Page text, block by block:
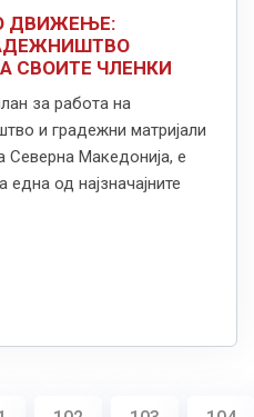
ДВИЖЕЊЕ:
СВОИТЕ ЧЛЕНКИ
за работа на
и градежни матријали
Северна Македонија, е
една од најзначајните